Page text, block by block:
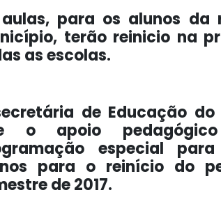
para os alunos da
terão reinicio na
as escolas.
de Educação
o apoio
especial
para o reinício do
de 2017.